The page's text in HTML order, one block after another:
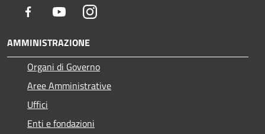
Facebook YoutubeInstagram
AMMINISTRAZIONE
Organi di Governo
Aree Amministrative
Uffici
Enti e fondazioni